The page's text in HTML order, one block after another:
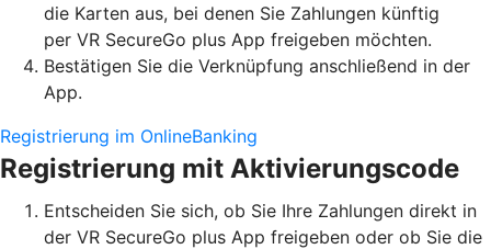
die Karten aus, bei denen Sie Zahlungen künftig
per VR SecureGo plus App freigeben möchten.
Bestätigen Sie die Verknüpfung anschließend in der
App.
Registrierung im OnlineBanking
Registrierung mit Aktivierungscode
Entscheiden Sie sich, ob Sie Ihre Zahlungen direkt in
der VR SecureGo plus App freigeben oder ob Sie die